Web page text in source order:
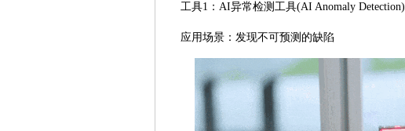
工具1：AI异常检测工具(AI Anomaly Detection)
应用场景：发现不可预测的缺陷